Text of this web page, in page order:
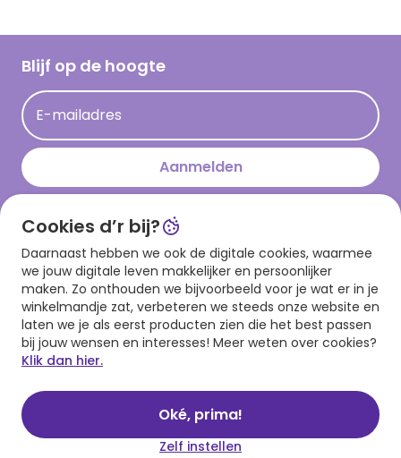
Hallmark Kaartclub
Acties
Persberichten
Hallmark en Kinderpostzegels
Cadeau inspiratie
Kaartinspiratie
Blijf op de hoogte
E-mailadres
Aanmelden
Download onze app
Cookies d’r bij?
Daarnaast hebben we ook de digitale cookies, waarmee
we jouw digitale leven makkelijker en persoonlijker
maken. Zo onthouden we bijvoorbeeld voor je wat er in je
winkelmandje zat, verbeteren we steeds onze website en
laten we je als eerst producten zien die het best passen
bij jouw wensen en interesses! Meer weten over cookies?
Klik dan hier.
Oké, prima!
Zelf instellen